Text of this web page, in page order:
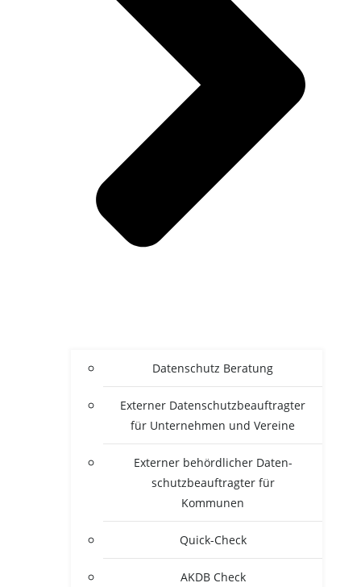
Daten­schutz Beratung
Exter­ner Daten­schutz­be­auf­trag­ter
für Unter­neh­men und Vereine
Exter­ner behörd­li­cher Daten­
schutz­be­auf­trag­ter für
Kommunen
Quick-Check
AKDB Check